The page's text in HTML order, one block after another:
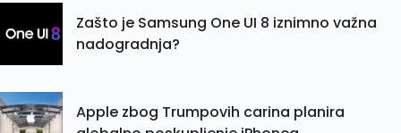
Zašto je Samsung One UI 8 iznimno važna
nadogradnja?
Apple zbog Trumpovih carina planira